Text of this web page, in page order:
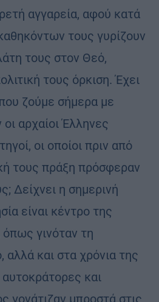
αγγαρεία, αφού κατά
τους γυρίζουν
τους στον Θεό,
τους όρκιση. Έχει
ζούμε σήμερα με
αρχαίοι Έλληνες
οι οποίοι πριν από
τους πράξη πρόσφεραν
Δείχνει η σημερινή
είναι κέντρο της
γινόταν τη
αλλά και στα χρόνια της
και
γονάτιζαν μπροστά στις